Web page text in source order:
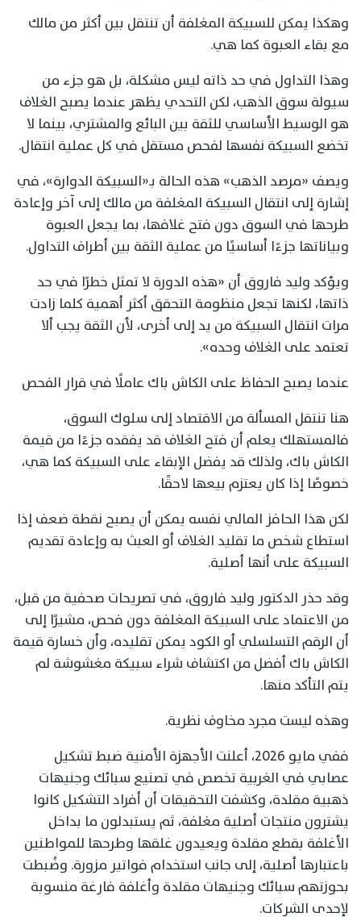
وهكذا يمكن للسبيكة المغلفة أن تنتقل بين أكثر من مالك
مع بقاء العبوة كما هي.
وهذا التداول في حد ذاته ليس مشكلة، بل هو جزء من
سيولة سوق الذهب، لكن التحدي يظهر عندما يصبح الغلاف
هو الوسيط الأساسي للثقة بين البائع والمشتري، بينما لا
تخضع السبيكة نفسها لفحص مستقل في كل عملية انتقال.
ويصف «مرصد الذهب» هذه الحالة بـ«السبيكة الدوارة»، في
إشارة إلى انتقال السبيكة المغلفة من مالك إلى آخر وإعادة
طرحها في السوق دون فتح غلافها، بما يجعل العبوة
وبياناتها جزءًا أساسيًا من عملية الثقة بين أطراف التداول.
ويؤكد وليد فاروق أن «هذه الدورة لا تمثل خطرًا في حد
ذاتها، لكنها تجعل منظومة التحقق أكثر أهمية كلما زادت
مرات انتقال السبيكة من يد إلى أخرى، لأن الثقة يجب ألا
تعتمد على الغلاف وحده».
عندما يصبح الحفاظ على الكاش باك عاملًا في قرار الفحص
هنا تنتقل المسألة من الاقتصاد إلى سلوك السوق،
فالمستهلك يعلم أن فتح الغلاف قد يفقده جزءًا من قيمة
الكاش باك، ولذلك قد يفضل الإبقاء على السبيكة كما هي،
خصوصًا إذا كان يعتزم بيعها لاحقًا.
لكن هذا الحافز المالي نفسه يمكن أن يصبح نقطة ضعف إذا
استطاع شخص ما تقليد الغلاف أو العبث به وإعادة تقديم
السبيكة على أنها أصلية.
وقد حذر الدكتور وليد فاروق، في تصريحات صحفية من قبل،
من الاعتماد على السبيكة المغلفة دون فحص، مشيرًا إلى
أن الرقم التسلسلي أو الكود يمكن تقليده، وأن خسارة قيمة
الكاش باك أفضل من اكتشاف شراء سبيكة مغشوشة لم
يتم التأكد منها.
وهذه ليست مجرد مخاوف نظرية.
ففي مايو 2026، أعلنت الأجهزة الأمنية ضبط تشكيل
عصابي في الغربية تخصص في تصنيع سبائك وجنيهات
ذهبية مقلدة، وكشفت التحقيقات أن أفراد التشكيل كانوا
يشترون منتجات أصلية مغلفة، ثم يستبدلون ما بداخل
الأغلفة بقطع مقلدة ويعيدون غلقها وطرحها للمواطنين
باعتبارها أصلية، إلى جانب استخدام فواتير مزورة. وضُبطت
بحوزتهم سبائك وجنيهات مقلدة وأغلفة فارغة منسوبة
لإحدى الشركات.